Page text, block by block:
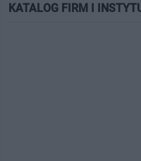
KATALOG FIRM I